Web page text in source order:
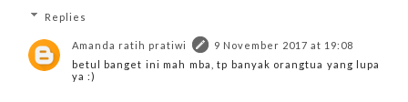
Replies
Amanda ratih pratiwi
9 November 2017 at 19:08
betul banget ini mah mba, tp banyak orangtua yang lupa
ya :)